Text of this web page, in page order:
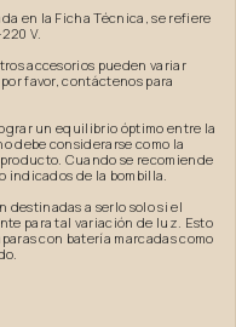
en la Ficha Técnica, se refiere
V.
accesorios pueden variar
favor, contáctenos para
un equilibrio óptimo entre la
debe considerarse como la
Cuando se recomiende
indicados de la bombilla.
destinadas a serlo solo si el
para tal variación de luz. Esto
con batería marcadas como